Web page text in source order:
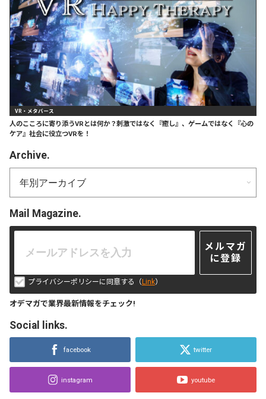
VR・メタバース
人のこころに寄り添うVRとは何か？刺激ではなく『癒し』、ゲームではなく『心の
ケア』社会に役立つVRを！
Archive.
Mail Magazine.
メルマガ
に登録
プライバシーポリシーに同意する（ Link）
オデマガで業界最新情報をチェック!
Social links.
facebook twitter
instagram youtube